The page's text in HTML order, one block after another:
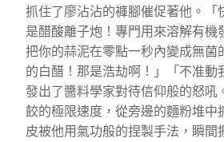
抓住了廖沾沾的褲腳催促著他。「
是醋酸離子炮！專門用來溶解有機
把你的蒜泥在零點一秒內變成無菌
的白醋！那是浩劫啊！」「不准動
發出了醬料學家對待信仰般的怒吼
餃的極限速度，從旁邊的麵粉堆中
皮被他用氣功般的捏製手法，瞬間